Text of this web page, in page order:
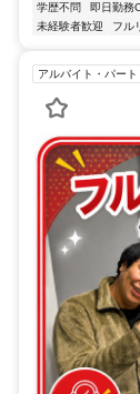
学歴不問
即日勤務
未経験者歓迎
フル
アルバイト・パート